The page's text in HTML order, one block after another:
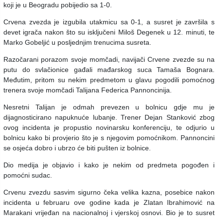
koji je u Beogradu pobijedio sa 1-0.
Crvena zvezda je izgubila utakmicu sa 0-1, a susret je završila s
devet igrača nakon što su isključeni Miloš Degenek u 12. minuti, te
Marko Gobeljić u posljednjim trenucima susreta.
Razočarani porazom svoje momčadi, navijači Crvene zvezde su na
putu do svlačionice gađali mađarskog suca Tamaša Bognara.
Međutim, pritom su nekim predmetom u glavu pogodili pomoćnog
trenera svoje momčadi Talijana Federica Pannoncinija.
Nesretni Talijan je odmah prevezen u bolnicu gdje mu je
dijagnosticirano napuknuće lubanje. Trener Dejan Stanković zbog
ovog incidenta je propustio novinarsku konferenciju, te odjurio u
bolnicu kako bi provjerio što je s njegovim pomoćnikom. Pannoncini
se osjeća dobro i ubrzo će biti pušten iz bolnice.
Dio medija je objavio i kako je nekim od predmeta pogođen i
pomoćni sudac.
Crvenu zvezdu sasvim sigurno čeka velika kazna, posebice nakon
incidenta u februaru ove godine kada je Zlatan Ibrahimović na
Marakani vrijeđan na nacionalnoj i vjerskoj osnovi. Bio je to susret